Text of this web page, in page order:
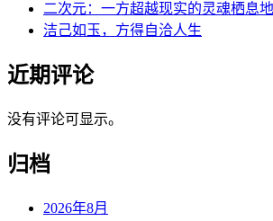
二次元：一方超越现实的灵魂栖息地
洁己如玉，方得自洽人生
近期评论
没有评论可显示。
归档
2026年8月